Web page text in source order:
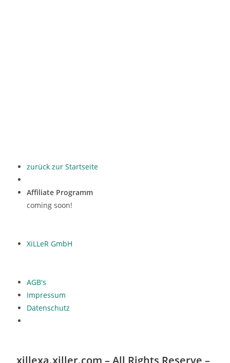
zurück zur Startseite
Affiliate Programm
coming soon!
XiLLeR GmbH
AGB's
Impressum
Datenschutz
xillexa.xiller.com – All Rights Reserve –